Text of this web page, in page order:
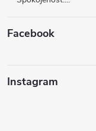
Facebook
Instagram